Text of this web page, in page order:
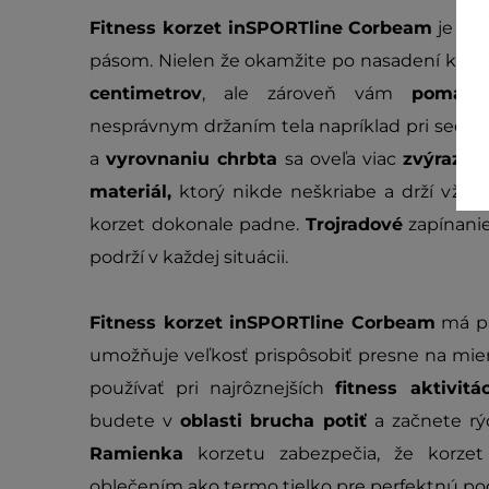
Fitness korzet inSPORTline Corbeam je
pásom. Nielen že okamžite po nasadení
centimetrov, ale zároveň vám
nesprávnym držaním tela napríklad pri
avyrovnaniu chrbta sa oveľa viac
materiál, ktorý nikde neškriabe a drží vždy
korzet dokonale padne. Trojradové
podrží v každej situácii.
Fitness korzet inSPORTline Corbeam má
umožňuje veľkosť prispôsobiť presne na
používať pri najrôznejšíchfitness
budete v oblasti brucha potiť a začnete
Ramienka korzetu zabezpečia, že